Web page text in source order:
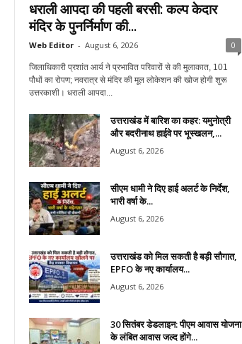
धराली आपदा की पहली बरसी: कल्प केदार
मंदिर के पुनर्निर्माण की...
Web Editor - August 6, 2026 0
जिलाधिकारी प्रशांत आर्य ने प्रभावित परिवारों से की मुलाकात, 101
पौधों का रोपण; नवरात्र से मंदिर की मूल लोकेशन की खोज होगी शुरू
उत्तरकाशी। धराली आपदा...
उत्तराखंड में बारिश का कहर: यमुनोत्री
और बदरीनाथ हाईवे पर भूस्खलन,...
August 6, 2026
सीएम धामी ने दिए हाई अलर्ट के निर्देश,
भारी वर्षा के...
August 6, 2026
उत्तराखंड को मिल सकती है बड़ी सौगात,
EPFO के नए कार्यालय...
August 6, 2026
30 सितंबर डेडलाइन: पीएम आवास योजना
के लंबित आवास जल्द होंगे...